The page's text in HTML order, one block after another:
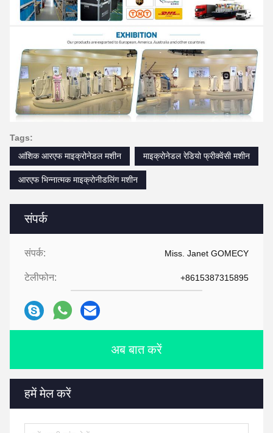
संपर्क
संपर्क: Miss. Janet GOMECY
टेलीफोन: +8615387315895
अब बात करें
हमें मेल करें
Tags:
आंशिक आरएफ माइक्रोनेडल मशीन
माइक्रोनेडल रेडियो फ्रीक्वेंसी मशीन
आरएफ भिन्नात्मक माइक्रोनीडलिंग मशीन